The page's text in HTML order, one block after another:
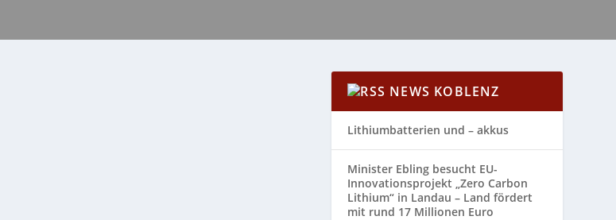
NEWS KOBLENZ
Lithiumbatterien und – akkus
Minister Ebling besucht EU-
Innovationsprojekt „Zero Carbon
Lithium“ in Landau – Land fördert
mit rund 17 Millionen Euro